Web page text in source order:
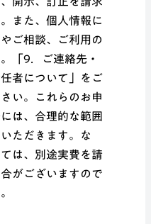
また、個人情報に
ご相談、ご利用の
「9．ご連絡先・
者について」をご
い。これらのお申
は、合理的な範囲
ただきます。な
は、別途実費を請
がございますので